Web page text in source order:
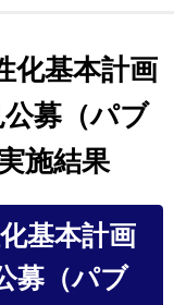
化基本計画
募（パブ
施結果
基本計画
募（パブ